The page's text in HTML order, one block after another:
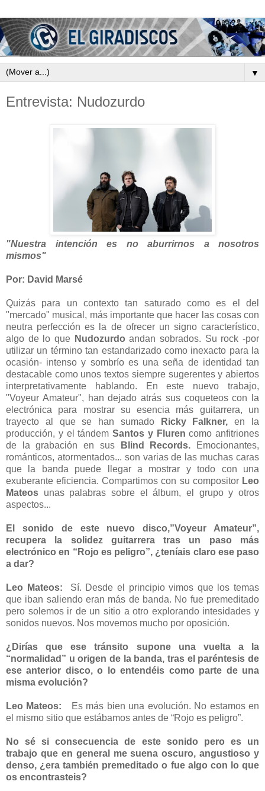
▼
Entrevista: Nudozurdo
"Nuestra intención es no aburrirnos a nosotros
mismos"
Por: David Marsé
Quizás para un contexto tan saturado como es el del
"mercado" musical, más importante que hacer las cosas con
neutra perfección es la de ofrecer un signo característico,
algo de lo que Nudozurdoandan sobrados. Su rock -por
utilizar un término tan estandarizado como inexacto para la
ocasión- intenso y sombrío es una seña de identidad tan
destacable como unos textos siempre sugerentes y abiertos
interpretativamente hablando. En este nuevo trabajo,
"Voyeur Amateur", han dejado atrás sus coqueteos con la
electrónica para mostrar su esencia más guitarrera, un
trayecto al que se han sumado
Ricky Falkner, en la
producción, y el tándem Santos y Flurencomo anfitriones
de la grabación en susBlind Records. Emocionantes,
románticos, atormentados... son varias de las muchas caras
que la banda puede llegar a mostrar y todo con una
exuberante eficiencia. Compartimos con su compositor Leo
Mateos unas palabras sobre el álbum, el grupo y otros
aspectos...
El sonido de este nuevo disco,”Voyeur Amateur”,
recupera la solidez guitarrera tras un paso más
electrónico en “Rojo es peligro”, ¿teníais claro ese paso
a dar?
Leo Mateos:
Sí. Desde el principio vimos que los temas
que iban saliendo eran más de banda. No fue premeditado
pero solemos ir de un sitio a otro explorando intesidades y
sonidos nuevos. Nos movemos mucho por oposición.
¿Dirías que ese tránsito supone una vuelta a la
“normalidad” u origen de la banda, tras el paréntesis de
ese anterior disco, o lo entendéis como parte de una
misma evolución?
Leo Mateos:
Es más bien una evolución. No estamos en
el mismo sitio que estábamos antes de “Rojo es peligro”.
No sé si consecuencia de este sonido pero es un
trabajo que en general me suena oscuro, angustioso y
denso, ¿era también premeditado o fue algo con lo que
os encontrasteis?